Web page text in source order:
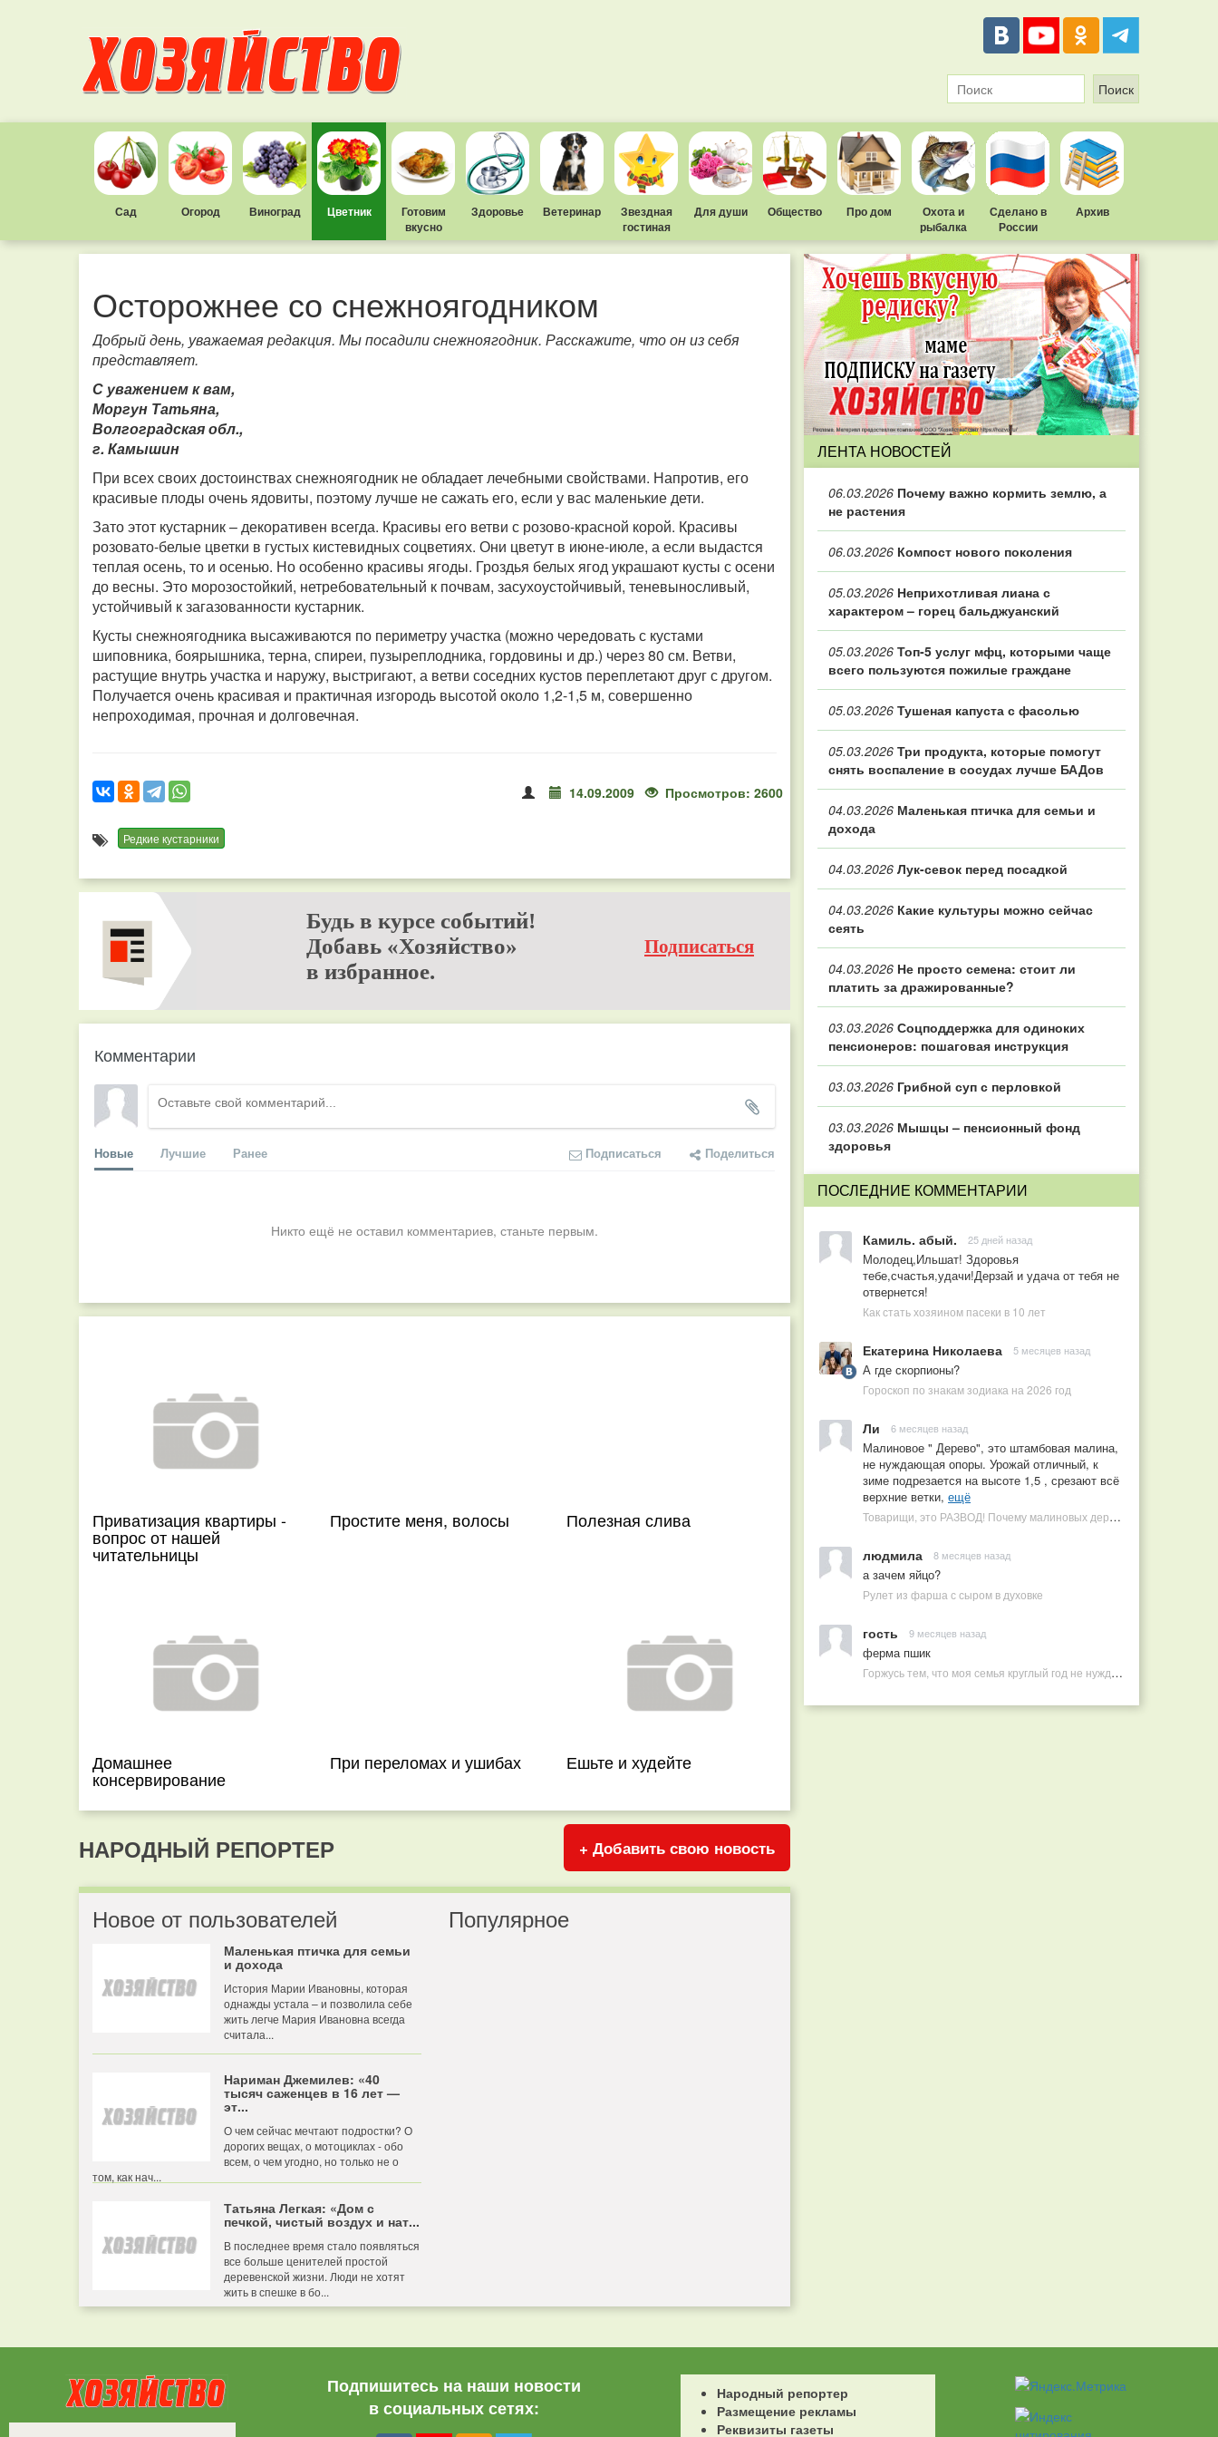
Сад Огород Виноград Цветник
Готовим
вкусно
Здоровье Ветеринар
Звездная
гостиная
Для души Общество Про дом
Охота и
рыбалка
Сделано в
России
Архив
Осторожнее со снежноягодником
Добрый день, уважаемая редакция. Мы посадили снежноягодник. Расскажите, что он из себя
представляет.
С уважением к вам,
Моргун Татьяна,
Волгоградская обл.,
г. Камышин
При всех своих достоинствах снежноягодник не обладает лечебными свойствами. Напротив, его
красивые плоды очень ядовиты, поэтому лучше не сажать его, если у вас маленькие дети.
Зато этот кустарник – декоративен всегда. Красивы его ветви с розово-красной корой. Красивы
розовато-белые цветки в густых кистевидных соцветиях. Они цветут в июне-июле, а если выдастся
теплая осень, то и осенью. Но особенно красивы ягоды. Гроздья белых ягод украшают кусты с осени
до весны. Это морозостойкий, нетребовательный к почвам, засухоустойчивый, теневыносливый,
устойчивый к загазованности кустарник.
Кусты снежноягодника высаживаются по периметру участка (можно чередовать с кустами
шиповника, боярышника, терна, спиреи, пузыреплодника, гордовины и др.) через 80 см. Ветви,
растущие внутрь участка и наружу, выстригают, а ветви соседних кустов переплетают друг с другом.
Получается очень красивая и практичная изгородь высотой около 1,2-1,5 м, совершенно
непроходимая, прочная и долговечная.
14.09.2009 Просмотров: 2600
Редкие кустарники
Будь в курсе событий!
Добавь «Хозяйство»
в избранное.
Подписаться
Комментарии
Новые Лучшие Ранее Подписаться Поделиться
Никто ещё не оставил комментариев, станьте первым.
Приватизация квартиры -
вопрос от нашей
читательницы
Простите меня, волосы Полезная слива
Домашнее
консервирование
При переломах и ушибах Ешьте и худейте
НАРОДНЫЙ РЕПОРТЕР + Добавить свою новость
Новое от пользователей
Маленькая птичка для семьи
и дохода
История Марии Ивановны, которая
однажды устала – и позволила себе
жить легче Мария Ивановна всегда
считала...
Нариман Джемилев: «40
тысяч саженцев в 16 лет —
эт...
О чем сейчас мечтают подростки? О
дорогих вещах, о мотоциклах - обо
всем, о чем угодно, но только не о
том, как нач...
Татьяна Легкая: «Дом с
печкой, чистый воздух и нат...
В последнее время стало появляться
все больше ценителей простой
деревенской жизни. Люди не хотят
жить в спешке в бо...
Популярное
ЛЕНТА НОВОСТЕЙ
06.03.2026 Почему важно кормить землю, а
не растения
06.03.2026 Компост нового поколения
05.03.2026 Неприхотливая лиана с
характером – горец бальджуанский
05.03.2026 Топ‑5 услуг мфц, которыми чаще
всего пользуются пожилые граждане
05.03.2026 Тушеная капуста с фасолью
05.03.2026 Три продукта, которые помогут
снять воспаление в сосудах лучше БАДов
04.03.2026 Маленькая птичка для семьи и
дохода
04.03.2026 Лук-севок перед посадкой
04.03.2026 Какие культуры можно сейчас
сеять
04.03.2026 Не просто семена: стоит ли
платить за дражированные?
03.03.2026 Соцподдержка для одиноких
пенсионеров: пошаговая инструкция
03.03.2026 Грибной суп с перловкой
03.03.2026 Мышцы – пенсионный фонд
здоровья
ПОСЛЕДНИЕ КОММЕНТАРИИ
Камиль. абый. 25 дней назад
Молодец,Ильшат! Здоровья
тебе,счастья,удачи!Дерзай и удача от тебя не
отвернется!
Как стать хозяином пасеки в 10 лет
Екатерина Николаева 5 месяцев назад
А где скорпионы?
Гороскоп по знакам зодиака на 2026 год
Ли 6 месяцев назад
Малиновое " Дерево", это штамбовая малина,
не нуждающая опоры. Урожай отличный, к
зиме подрезается на высоте 1,5 , срезают всё
верхние ветки, ещё
Товарищи, это РАЗВОД! Почему малиновых деревьев не бывает, или Как ушлые продавцы наживаются на мечтах садоводов
людмила 8 месяцев назад
а зачем яйцо?
Рулет из фарша с сыром в духовке
гость 9 месяцев назад
ферма пшик
Горжусь тем, что моя семья круглый год не нуждается в покупных витаминах
Подпишитесь на наши новости
в социальных сетях:
Народный репортер
Размещение рекламы
Реквизиты газеты